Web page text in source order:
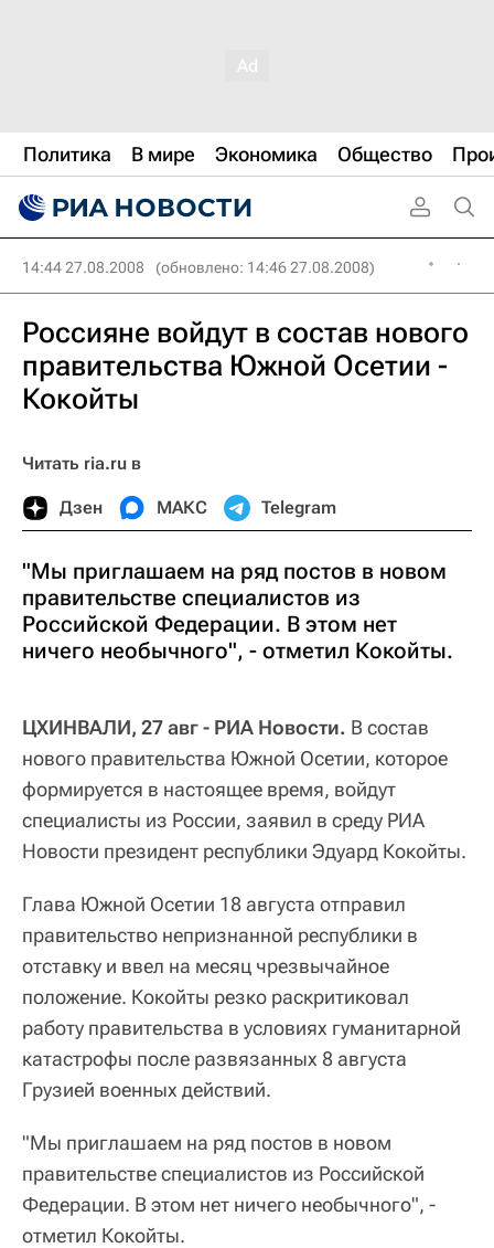
Политика В мире Экономика Общество
14:44 27.08.2008 (обновлено: 14:46 27.08.2008)
Россияне войдут в состав нового
правительства Южной Осетии -
Кокойты
Читать ria.ru в
Дзен МАКС Telegram
"Мы приглашаем на ряд постов в новом
правительстве специалистов из
Российской Федерации. В этом нет
ничего необычного", - отметил Кокойты.
ЦХИНВАЛИ, 27 авг - РИА Новости. В состав
нового правительства Южной Осетии, которое
формируется в настоящее время, войдут
специалисты из России, заявил в среду РИА
Новости президент республики Эдуард Кокойты.
Глава Южной Осетии 18 августа отправил
правительство непризнанной республики в
отставку и ввел на месяц чрезвычайное
положение. Кокойты резко раскритиковал
работу правительства в условиях гуманитарной
катастрофы после развязанных 8 августа
Грузией военных действий.
"Мы приглашаем на ряд постов в новом
правительстве специалистов из Российской
Федерации. В этом нет ничего необычного", -
отметил Кокойты.